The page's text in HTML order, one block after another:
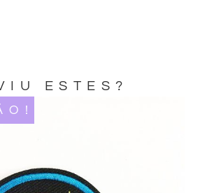
ESTES?